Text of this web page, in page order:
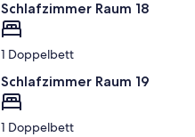
Schlafzimmer Raum 18
1 Doppelbett
Schlafzimmer Raum 19
1 Doppelbett